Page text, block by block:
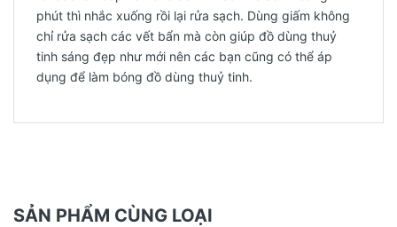
phút thì nhắc xuống rồi lại rửa sạch. Dùng giấm không
chỉ rửa sạch các vết bẩn mà còn giúp đồ dùng thuỷ
tinh sáng đẹp như mới nên các bạn cũng có thể áp
dụng để làm bóng đồ dùng thuỷ tinh.
SẢN PHẨM CÙNG LOẠI